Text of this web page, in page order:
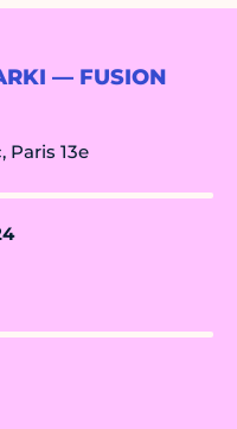
— FUSION
Paris 13e